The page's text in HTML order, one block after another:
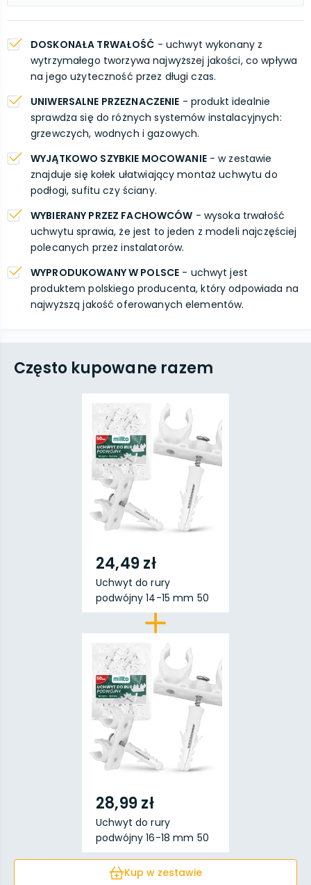
DOSKONAŁA TRWAŁOŚĆ - uchwyt wykonany z
wytrzymałego tworzywa najwyższej jakości, co wpływa
na jego użyteczność przez długi czas.
UNIWERSALNE PRZEZNACZENIE - produkt idealnie
sprawdza się do różnych systemów instalacyjnych:
grzewczych, wodnych i gazowych.
WYJĄTKOWO SZYBKIE MOCOWANIE- w zestawie
znajduje się kołek ułatwiający montaż uchwytu do
podłogi, sufitu czy ściany.
WYBIERANY PRZEZ FACHOWCÓW - wysoka trwałość
uchwytu sprawia, że jest to jeden z modeli najczęściej
polecanych przez instalatorów.
WYPRODUKOWANY W POLSCE - uchwyt jest
produktem polskiego producenta, który odpowiada na
najwyższą jakość oferowanych elementów.
Często kupowane razem
24,49 zł
Uchwyt do rury
podwójny 14-15 mm 50
szt.
28,99 zł
Uchwyt do rury
podwójny 16-18 mm 50
szt.
Kup w zestawie